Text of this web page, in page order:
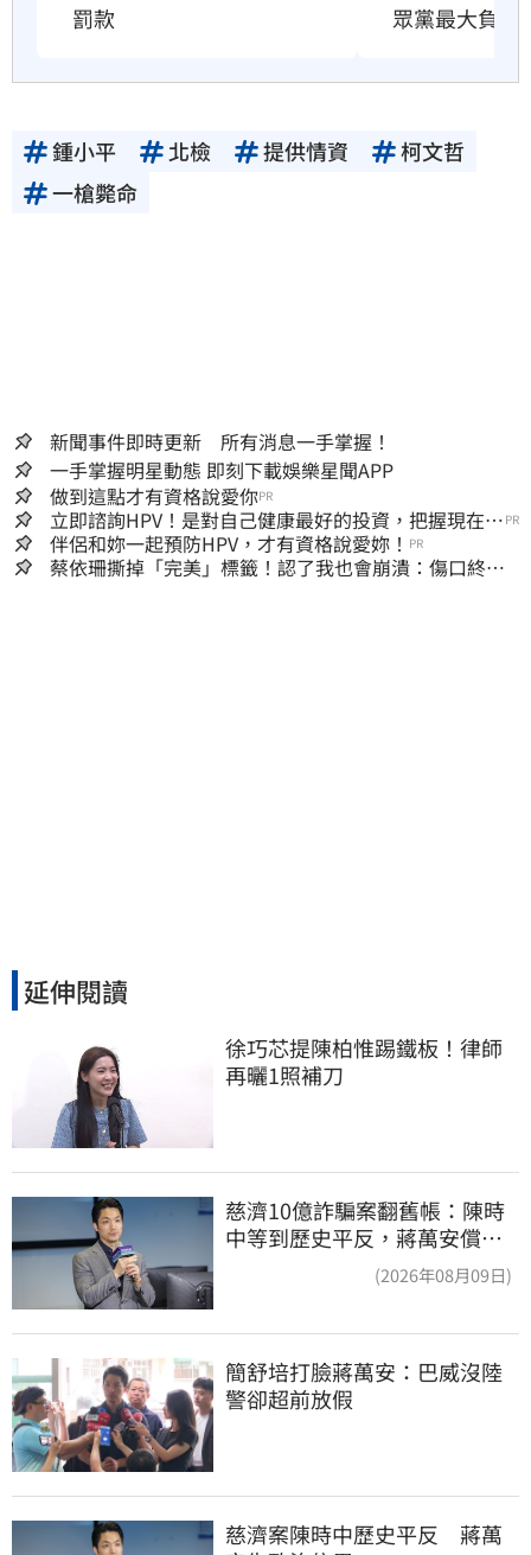
罰款
眾黨最大負資
鍾小平 北檢 提供情資
柯文哲
一槍斃命
新聞事件即時更新 所有消息一手掌握！
一手掌握明星動態 即刻下載娛樂星聞APP
做到這點才有資格說愛你PR
立即諮詢HPV！是對自己健康最好的投資，把握現在不
嫌晚！
PR
伴侶和妳一起預防HPV，才有資格說愛妳！ PR
蔡依珊撕掉「完美」標籤！認了我也會崩潰：傷口終究
延伸閱讀
徐巧芯提陳柏惟踢鐵板！律師
再曬1照補刀
慈濟10億詐騙案翻舊帳：陳時
中等到歷史平反，蔣萬安償還
(2026年08月09日)
簡舒培打臉蔣萬安：巴威沒陸
警卻超前放假
慈濟案陳時中歷史平反　蔣萬